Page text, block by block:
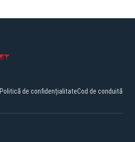
Politică de confidențialitateCod de conduită